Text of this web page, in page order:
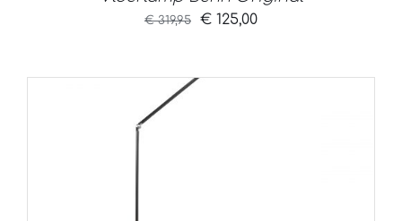
€319,95
Oorspronkelijke
€ 125,00Huidige